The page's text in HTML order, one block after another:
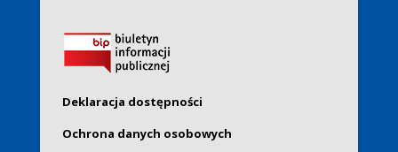
Deklaracja dostępności
Ochrona danych osobowych